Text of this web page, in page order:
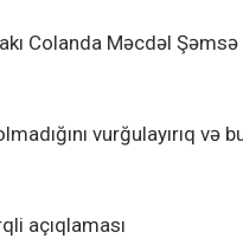
Colanda Məcdəl Şəmsə
vurğulayırıq və
açıqlaması